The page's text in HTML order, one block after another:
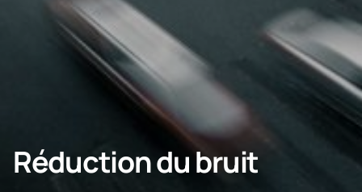
Entreprise
NOUS CONTACTER
Réduction du bruit